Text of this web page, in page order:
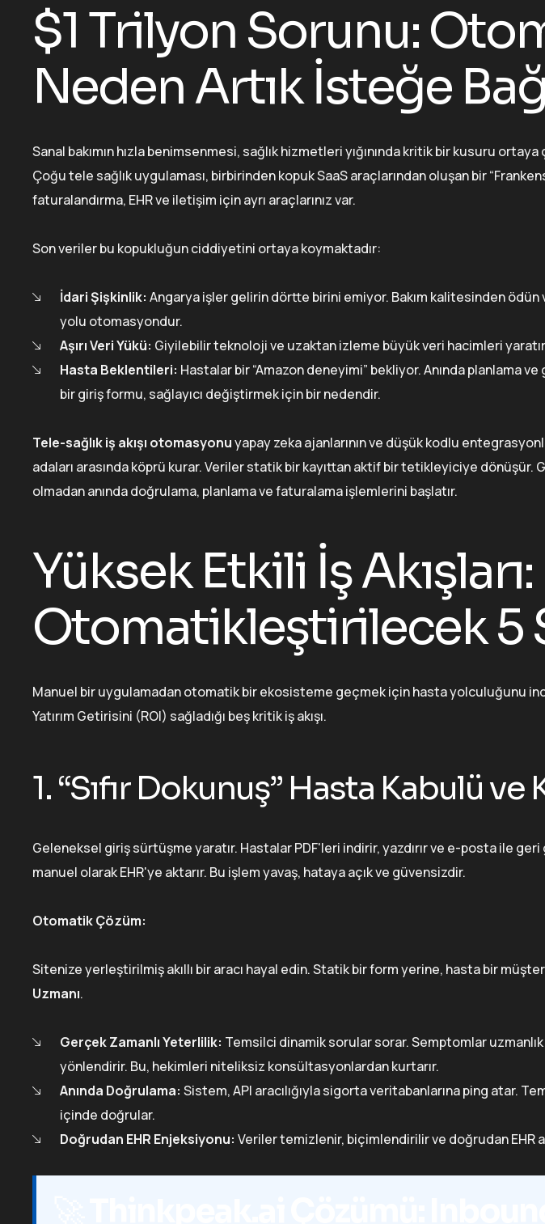
$1 Trilyon Sorunu:
Neden Artık İsteğe
Sanal bakımın hızla benimsenmesi, sağlık hizmetleri yığınında kritik bir kusuru
Çoğu tele sağlık uygulaması, birbirinden kopuk SaaS araçlarından oluşan bir
faturalandırma, EHR ve iletişim için ayrı araçlarınız var.
Son veriler bu kopukluğun ciddiyetini ortaya koymaktadır:
İdari Şişkinlik: Angarya işler gelirin dörtte birini emiyor. Bakım kalitesinden
yolu otomasyondur.
Aşırı Veri Yükü: Giyilebilir teknoloji ve uzaktan izleme büyük veri hacimleri
Hasta Beklentileri: Hastalar bir “Amazon deneyimi” bekliyor. Anında planlama
bir giriş formu, sağlayıcı değiştirmek için bir nedendir.
Tele-sağlık iş akışı otomasyonuyapay zeka ajanlarının ve düşük kodlu
adaları arasında köprü kurar. Veriler statik bir kayıttan aktif bir tetikleyiciye dönüşür.
olmadan anında doğrulama, planlama ve faturalama işlemlerini başlatır.
Yüksek Etkili İş
Otomatikleştirilecek 5
Manuel bir uygulamadan otomatik bir ekosisteme geçmek için hasta yolculuğunu
Yatırım Getirisini (ROI) sağladığı beş kritik iş akışı.
1. “Sıfır Dokunuş” Hasta Kabulü
Geleneksel giriş sürtüşme yaratır. Hastalar PDF'leri indirir, yazdırır ve e-posta ile
manuel olarak EHR'ye aktarır. Bu işlem yavaş, hataya açık ve güvensizdir.
Otomatik Çözüm:
Sitenize yerleştirilmiş akıllı bir aracı hayal edin. Statik bir form yerine, hasta bir
Uzmanı.
Gerçek Zamanlı Yeterlilik: Temsilci dinamik sorular sorar. Semptomlar
yönlendirir. Bu, hekimleri niteliksiz konsültasyonlardan kurtarır.
Anında Doğrulama: Sistem, API aracılığıyla sigorta veritabanlarına ping atar.
içinde doğrular.
Doğrudan EHR Enjeksiyonu: Veriler temizlenir, biçimlendirilir ve doğrudan EHR